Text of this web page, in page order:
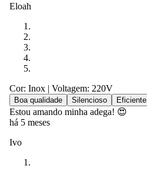
Eloah
Cor: Inox | Voltagem: 220V
Boa qualidade Silencioso Eficiente
Estou amando minha adega! 😍
há 5 meses
Ivo